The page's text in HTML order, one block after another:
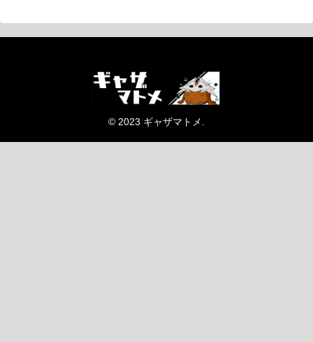
© 2023 ギャザマトメ.